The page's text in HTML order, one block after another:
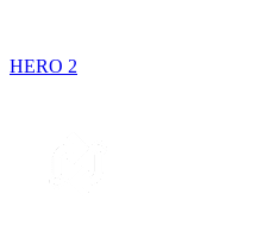
HERO 2